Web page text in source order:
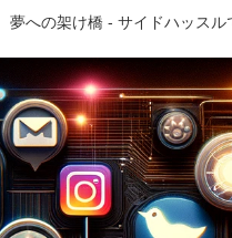
夢への架け橋 - サイドハッスル